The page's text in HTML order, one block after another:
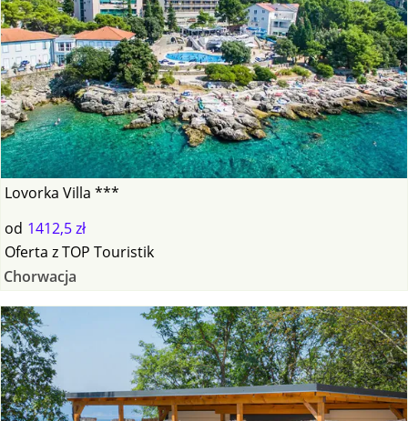
Lovorka Villa ***
od 1412,5 zł
Oferta zTOP Touristik
Chorwacja